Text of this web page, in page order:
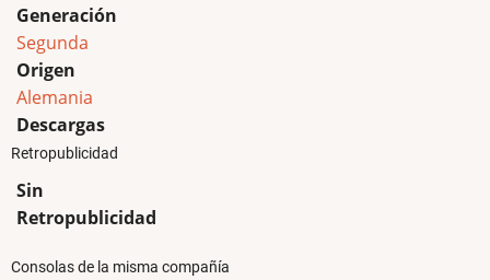
Generación
Segunda
Origen
Alemania
Descargas
Retropublicidad
Sin
Retropublicidad
Consolas de la misma compañía